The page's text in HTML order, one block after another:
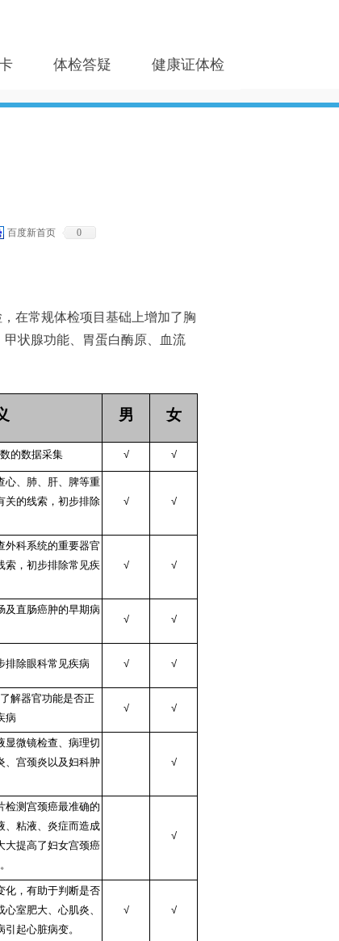
体检答疑 健康证体检
在常规体检项目基础上增加了胸
状腺功能、胃蛋白酶原、血流
男 女
的数据采集 √ √
心、肺、肝、脾等重
关的线索，初步排除
√ √
外科系统的重要器官
索，初步排除常见疾
√ √
及直肠癌肿的早期病
√ √
排除眼科常见疾病 √ √
解器官功能是否正
病
√ √
显微镜检查、病理切
、宫颈炎以及妇科肿
√
检测宫颈癌最准确的
、粘液、炎症而造成
大提高了妇女宫颈癌
√
化，有助于判断是否
室肥大、心肌炎、
起心脏病变。
√ √
百度新首页 0